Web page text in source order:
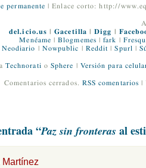
permanente | Enlace corto: http://
del.icio.us |Gacetilla |Digg
Menéame |Blogmemes |fark
Neodiario Nowpublic Reddit |Spurl |
Technorati o Sphere Versión para
Comentarios cerrados. RSS comentarios |
“Paz sin fronteras al
Martínez